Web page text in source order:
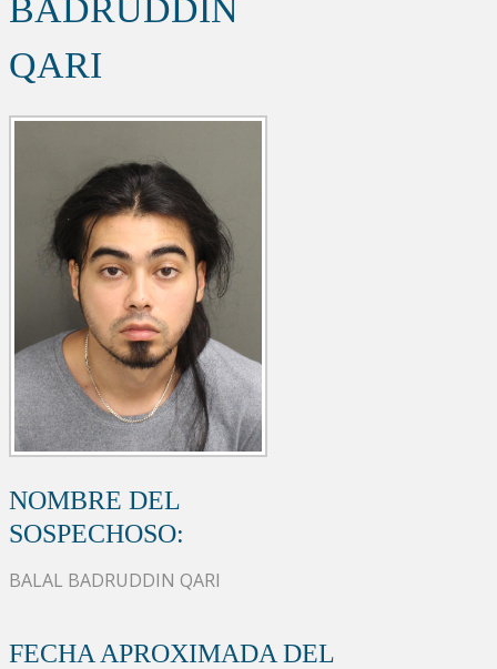
BADRUDDIN
QARI
NOMBRE DEL
SOSPECHOSO:
BALAL BADRUDDIN QARI
FECHA APROXIMADA DEL